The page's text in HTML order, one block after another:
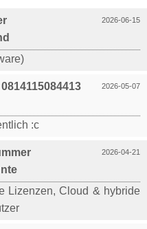
2026-06-15
2026-05-07
:c
2026-04-21
Lizenzen, Cloud & hybride